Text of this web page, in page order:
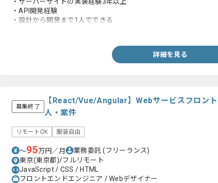
・API開発経験
・設計から開発まで1人でできる
詳細を見る
募集終了
【React/Vue/Angular】Webサービスフロン
人・案件
リモートOK 服装自由
〜95万円／月 業務委託(フリーランス)
東京(東京都)/フルリモート
JavaScript / CSS / HTML
フロントエンドエンジニア / Webデザイナー